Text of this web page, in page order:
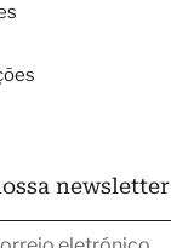
newsletter